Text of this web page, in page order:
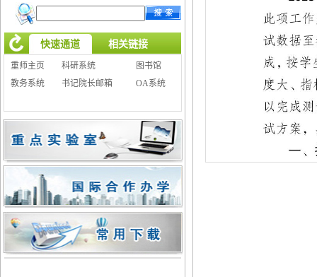
快速通道 相关链接
重师主页 科研系统
图书馆
教务系统
书记院长邮箱 OA系统